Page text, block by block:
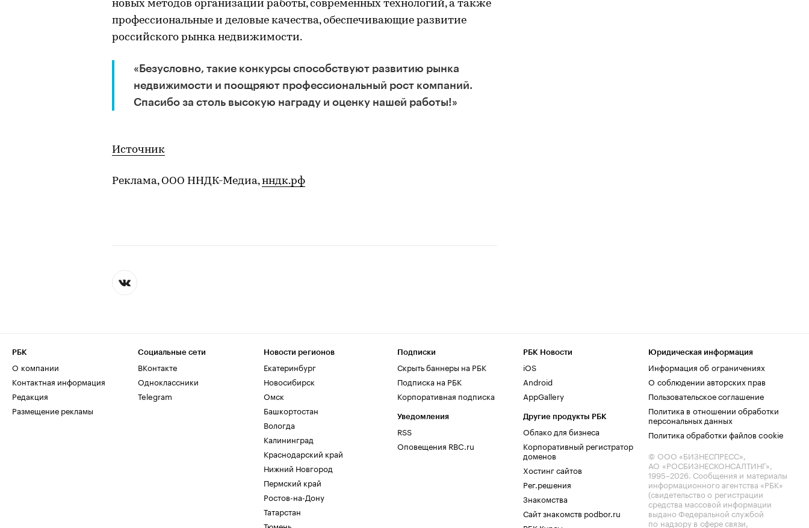
новых методов организации работы, современных технологий, а также
профессиональные и деловые качества, обеспечивающие развитие
российского рынка недвижимости.
«Безусловно, такие конкурсы способствуют развитию рынка
недвижимости и поощряют профессиональный рост компаний.
Спасибо за столь высокую награду и оценку нашей работы!»
Источник
Реклама, ООО ННДК-Медиа,нндк.рф
РБК
О компании
Контактная информация
Редакция
Размещение рекламы
Социальные сети
ВКонтакте
Одноклассники
Telegram
Новости регионов
Екатеринбург
Новосибирск
Омск
Башкортостан
Вологда
Калининград
Краснодарский край
Нижний Новгород
Пермский край
Ростов-на-Дону
Татарстан
Тюмень
Подписки
Скрыть баннеры на РБК
Подписка на РБК
Корпоративная подписка
Уведомления
RSS
Оповещения RBC.ru
РБК Новости
iOS
Android
AppGallery
Другие продукты РБК
Облако для бизнеса
Корпоративный регистратор
доменов
Хостинг сайтов
Рег.решения
Знакомства
Сайт знакомств podbor.ru
Юридическая информация
Информация об ограничениях
О соблюдении авторских прав
Пользовательское соглашение
Политика в отношении обработки
персональных данных
Политика обработки файлов cookie
© ООО «БИЗНЕСПРЕСС»,
АО «РОСБИЗНЕСКОНСАЛТИНГ»,
1995–2026. Сообщения и материалы
информационного агентства «РБК»
(свидетельство о регистрации
средства массовой информации
выдано Федеральной службой
по надзору в сфере связи,